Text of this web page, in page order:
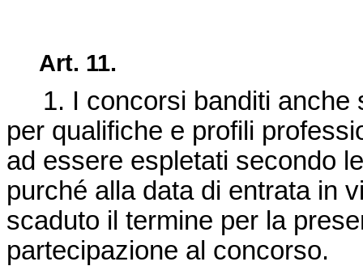
Art. 11.
1. I concorsi banditi anche
per qualifiche e profili
ad essere espletati secondo
purché alla data di entrata in
scaduto il termine per la
partecipazione al concorso.